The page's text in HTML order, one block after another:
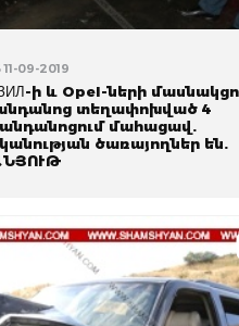
11-09-2019
ի և Opel-ների
տեղափոխված 4
մահացավ.
ծառայողներ են.